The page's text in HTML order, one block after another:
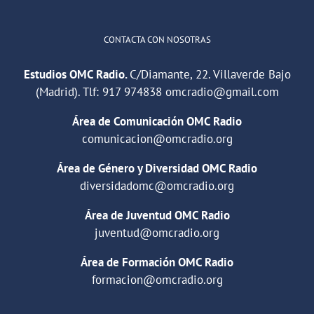
CONTACTA CON NOSOTRAS
Estudios OMC Radio.C/Diamante, 22. Villaverde Bajo
(Madrid). Tlf: 917 974838 omcradio@gmail.com
Área de Comunicación OMC Radio
comunicacion@omcradio.org
Área de Género y Diversidad OMC Radio
diversidadomc@omcradio.org
Área de Juventud OMC Radio
juventud@omcradio.org
Área de Formación OMC Radio
formacion@omcradio.org